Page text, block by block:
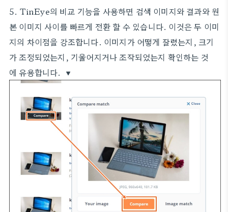
5. TinEye의 비교 기능을 사용하면 검색 이미지와 결과와 원
본 이미지 사이를 빠르게 전환 할 수 있습니다. 이것은 두 이미
지의 차이점을 강조합니다. 이미지가 어떻게 잘렸는지, 크기
가 조정되었는지, 기울어지거나 조작되었는지 확인하는 것
에 유용합니다. ▼